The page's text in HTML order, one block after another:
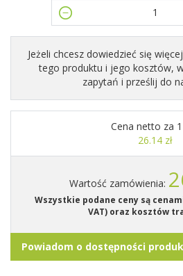
Jeżeli chcesz dowiedzieć się
tego produktu i jego kosztów,
zapytań i prześlij do
Cena netto za
26.14 zł
Wartość zamówienia:
Wszystkie podane ceny są
VAT) oraz kosztów
Powiadom o dostępności